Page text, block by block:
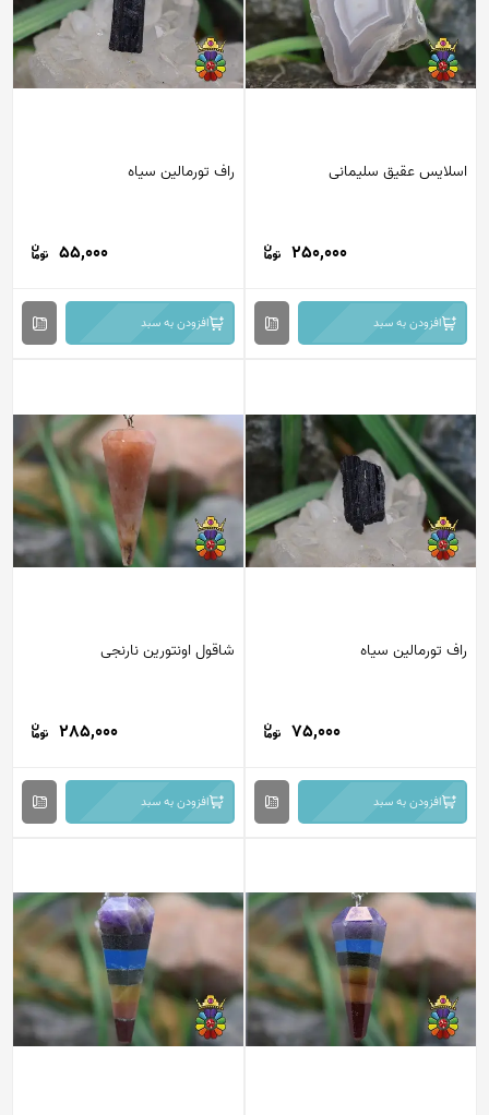
عقیق سلیمانی
250,000
افزودن به سبد
راف تورمالین سیاه
55,000
افزودن به سبد
تورمالین سیاه
75,000
افزودن به سبد
شاقول اونتورین نارنجی
285,000
افزودن به سبد